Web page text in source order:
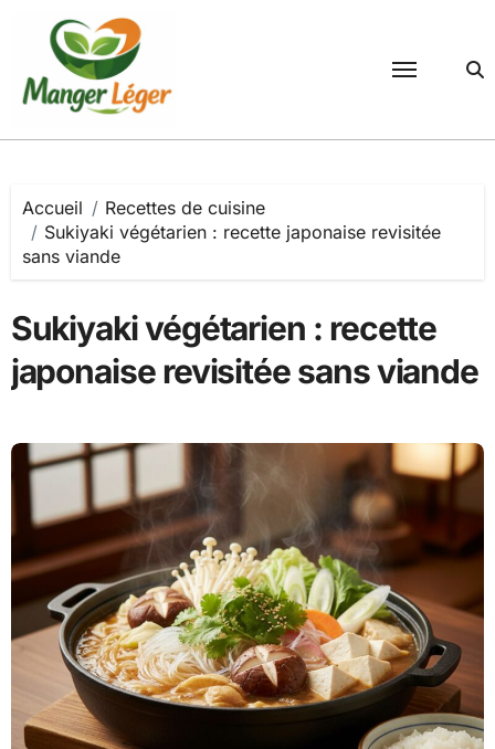
contenu
Accueil
Recettes de cuisine
Sukiyaki végétarien : recette japonaise revisitée
sans viande
Sukiyaki végétarien : recette
japonaise revisitée sans viande